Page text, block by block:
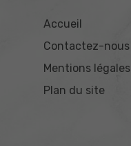
Accueil
Contactez-nous
Mentions légales
Plan du site